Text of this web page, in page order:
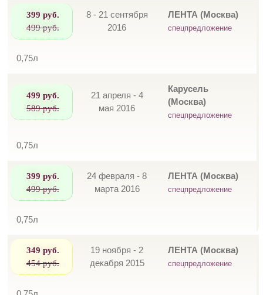
399 руб.
499 руб.
8 - 21 сентября
2016
ЛЕНТА (Москва)
спецпредложение
0,75л
499 руб.
589 руб.
21 апреля - 4
мая 2016
Карусель
(Москва)
спецпредложение
0,75л
399 руб.
499 руб.
24 февраля - 8
марта 2016
ЛЕНТА (Москва)
спецпредложение
0,75л
349 руб.
454 руб.
19 ноября - 2
декабря 2015
ЛЕНТА (Москва)
спецпредложение